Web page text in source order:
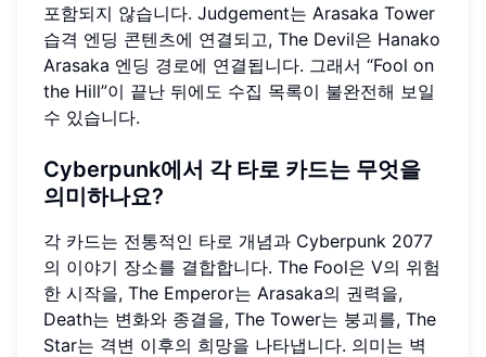
포함되지 않습니다. Judgement는 Arasaka Tower
습격 엔딩 콘텐츠에 연결되고, The Devil은 Hanako
Arasaka 엔딩 경로에 연결됩니다. 그래서 “Fool on
the Hill”이 끝난 뒤에도 수집 목록이 불완전해 보일
수 있습니다.
Cyberpunk에서 각 타로 카드는 무엇을
의미하나요?
각 카드는 전통적인 타로 개념과 Cyberpunk 2077
의 이야기 장소를 결합합니다. The Fool은 V의 위험
한 시작을, The Emperor는 Arasaka의 권력을,
Death는 변화와 종결을, The Tower는 붕괴를, The
Star는 격변 이후의 희망을 나타냅니다. 의미는 벽